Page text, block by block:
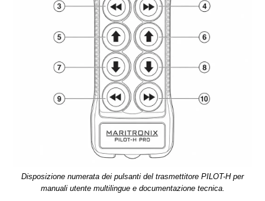
Disposizione numerata dei pulsanti del trasmettitore PILOT-H per
manuali utente multilingue e documentazione tecnica.